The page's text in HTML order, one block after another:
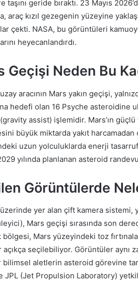
taşını geride bıraktı. 23 Mayıs
araç kızıl gezegenin yüzeyine
çekti. NASA, bu görüntüleri
heyecanlandırdı.
Geçişi Neden Bu
aracının Mars yakın geçişi,
hedefi olan 16 Psyche asteroidine
(gravity assist) işlemidir. Mars’ın
büyük miktarda yakıt
uzun yolculuklarda enerji
yılında planlanan asteroid
Görüntülerde
yer alan çift kamera
Mars geçişi sırasında son
bölgesi, Mars yüzeyindeki toz
açıkça seçilebiliyor. Görüntüler aynı
bilimsel aletlerin asteroid görevine
JPL (Jet Propulsion Laboratory)